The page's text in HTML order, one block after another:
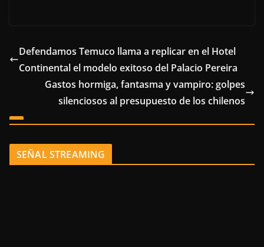
Defendamos Temuco llama a replicar en el Hotel
Continental el modelo exitoso del Palacio Pereira
Gastos hormiga, fantasma y vampiro: golpes
silenciosos al presupuesto de los chilenos
SEÑAL STREAMING